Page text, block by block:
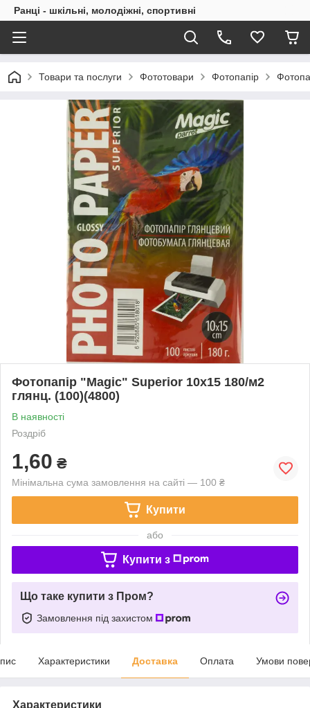
Ранці - шкільні, молодіжні, спортивні
Товари та послуги Фототовари Фотопапір
Фотопапір "Magic" Superior 10х15 180/м2
глянц. (100)(4800)
В наявності
Роздріб
1,60 ₴
Мінімальна сума замовлення на сайті — 100 ₴
Купити
або
Купити з
Що таке купити з Пром?
Замовлення під захистом
Характеристики Доставка Оплата Умови
Характеристики